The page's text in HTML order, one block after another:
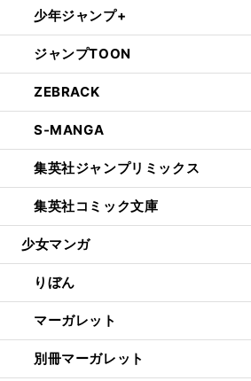
少年ジャンプ+
ジャンプTOON
ZEBRACK
S-MANGA
集英社ジャンプリミックス
集英社コミック文庫
少女マンガ
りぼん
マーガレット
別冊マーガレット